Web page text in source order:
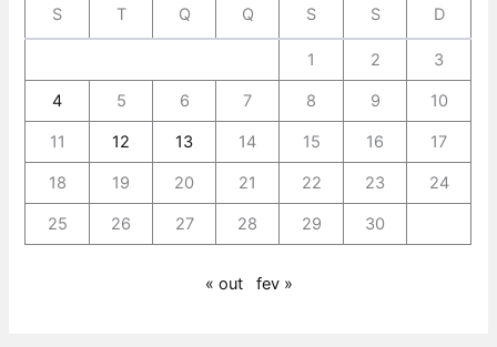
S T Q Q S S D
1 2 3
4 5 6 7 8 9 10
11 12 13 14 15 16 17
18 19 20 21 22 23 24
25 26 27 28 29 30
« out fev »